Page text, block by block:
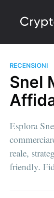
RECENSIONI
Snel
Esplora
reale,
friendly.